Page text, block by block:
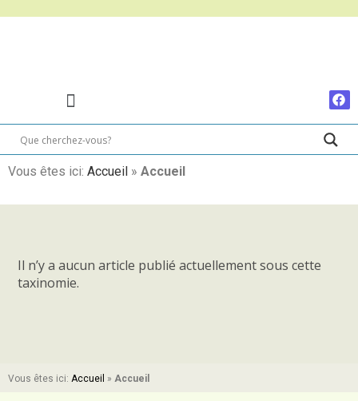
Vous êtes ici: Accueil » Accueil
Il n’y a aucun article publié actuellement sous cette
taxinomie.
Vous êtes ici: Accueil » Accueil